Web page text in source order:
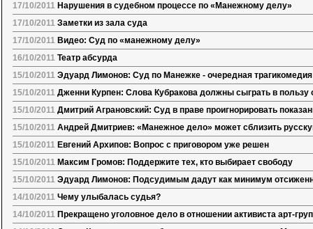
17/10/2011 Нарушения в судебном процессе по «Манежному делу»
17/10/2011 Заметки из зала суда
17/10/2011 Видео: Суд по «манежному делу»
16/10/2011 Театр абсурда
15/10/2011 Эдуард Лимонов: Суд по Манежке - очередная трагикомедия
15/10/2011 Дженни Курпен: Слова Кубракова должны сыграть в пользу
15/10/2011 Дмитрий Аграновский: Суд в праве проигнорировать
15/10/2011 Андрей Дмитриев: «Манежное дело» может сблизить
15/10/2011 Евгений Архипов: Вопрос с приговором уже решен
15/10/2011 Максим Громов: Поддержите тех, кто выбирает свободу
15/10/2011 Эдуард Лимонов: Подсудимым дадут как минимум
14/10/2011 Чему улыбалась судья?
14/10/2011 Прекращено уголовное дело в отношении активиста арт-